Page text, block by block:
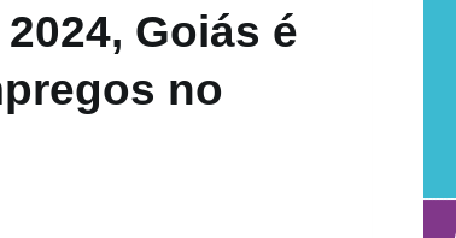
Goiás é
no